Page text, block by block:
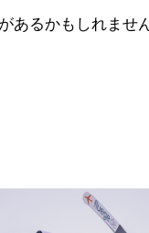
あるかもしれませ